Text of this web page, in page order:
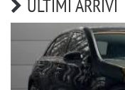
ULTIMI ARRIVI